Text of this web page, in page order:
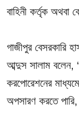
বাহিনী কর্তৃক অথবা
গাজীপুর বেসরকারি
আব্দুস সালাম বলেন,
করপোরেশনের
অপসারণ করতে